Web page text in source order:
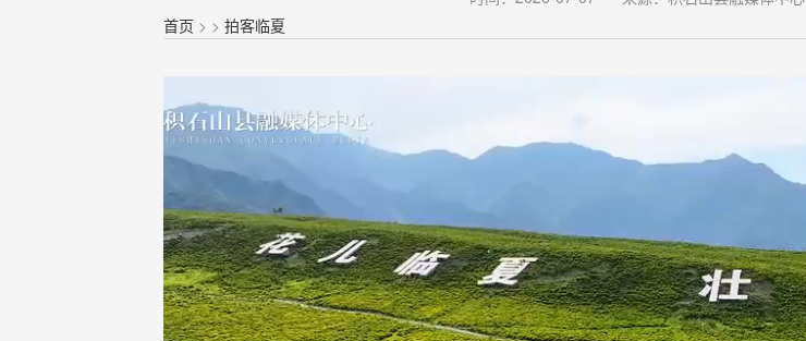
首页 > > 拍客临夏